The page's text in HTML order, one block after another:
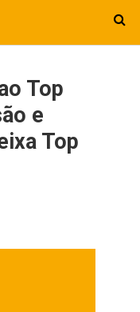
Top
e
Top